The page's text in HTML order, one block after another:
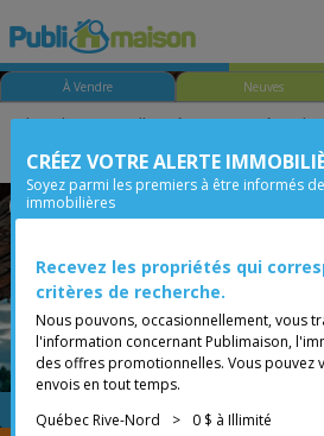
À Vendre Neuves
Chambre Prix
Boischatel
Placer une annonce
CRÉEZ VOTRE ALERTE
Soyez parmi les premiers à être informés
immobilières
Recevez les propriétés qui
critères de recherche.
Nous pouvons, occasionnellement, vous
l'information concernant Publimaison,
des offres promotionnelles. Vous pouvez
envois en tout temps.
Québec Rive-Nord
> 0 $ à Illimité